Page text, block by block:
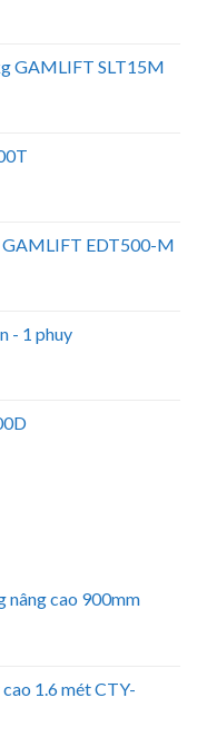
GAMLIFT SLT15M
GAMLIFT EDT500-M
- 1 phuy
nâng cao 900mm
1.6 mét CTY-